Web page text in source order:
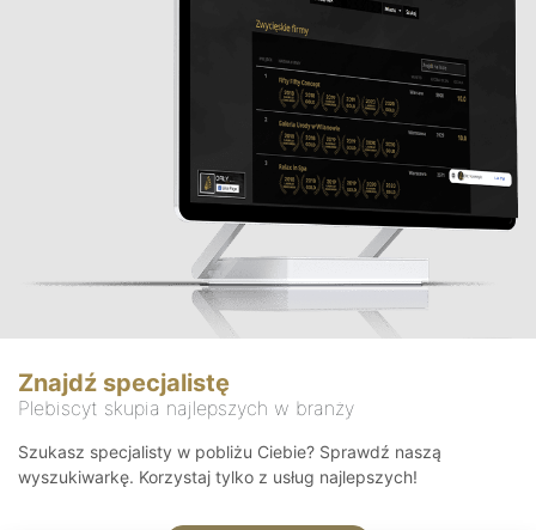
Znajdź specjalistę
Plebiscyt skupia najlepszych w branży
Szukasz specjalisty w pobliżu Ciebie? Sprawdź naszą
wyszukiwarkę. Korzystaj tylko z usług najlepszych!